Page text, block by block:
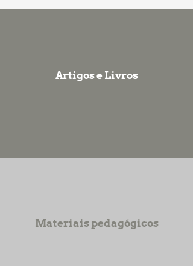
Artigos e Livros
Materiais pedagógicos